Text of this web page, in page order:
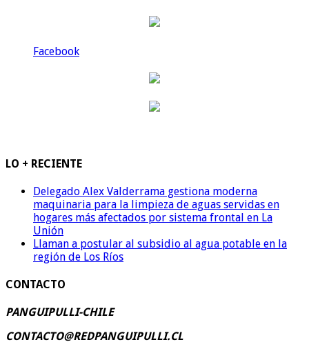
Facebook
LO + RECIENTE
Delegado Alex Valderrama gestiona moderna
maquinaria para la limpieza de aguas servidas en
hogares más afectados por sistema frontal en La
Unión
Llaman a postular al subsidio al agua potable en la
región de Los Ríos
CONTACTO
PANGUIPULLI-CHILE
CONTACTO@REDPANGUIPULLI.CL